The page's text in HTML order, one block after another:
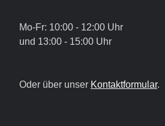
Mo-Fr: 10:00 - 12:00 Uhr
und 13:00 - 15:00 Uhr
Oder über unser Kontaktformular.